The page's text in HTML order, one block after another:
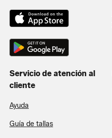
Servicio de atención al
cliente
Ayuda
Guía de tallas